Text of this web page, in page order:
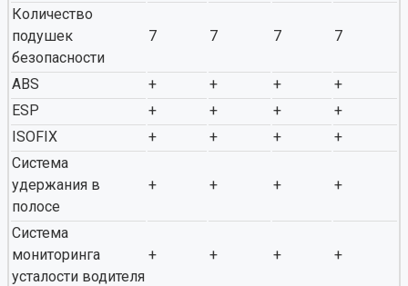
Количество
подушек
безопасности
7 7 7 7
ABS + + +
+
ESP
+ + +
+
ISOFIX
+ + +
+
Система
удержания в
полосе
+ + + +
Система
мониторинга
усталости водителя
+ + + +